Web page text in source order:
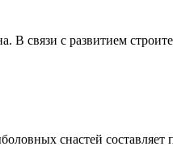
В связи с развитием
снастей